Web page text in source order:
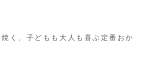
く、子どもも大人も喜ぶ定番おか